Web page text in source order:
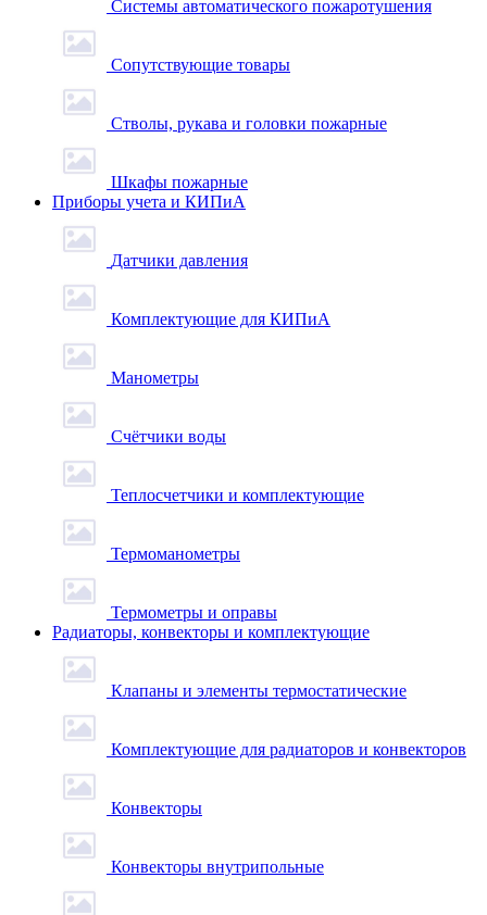
Системы автоматического пожаротушения
Сопутствующие товары
Стволы, рукава и головки пожарные
Шкафы пожарные
Приборы учета и КИПиА
Датчики давления
Комплектующие для КИПиА
Манометры
Счётчики воды
Теплосчетчики и комплектующие
Термоманометры
Термометры и оправы
Радиаторы, конвекторы и комплектующие
Клапаны и элементы термостатические
Комплектующие для радиаторов и конвекторов
Конвекторы
Конвекторы внутрипольные